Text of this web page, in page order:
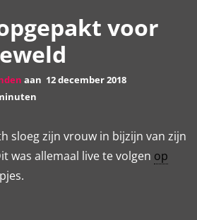
voor
aan 12 december 2018
sloeg zijn vrouw in bijzijn van zijn
was allemaal live te volgen op